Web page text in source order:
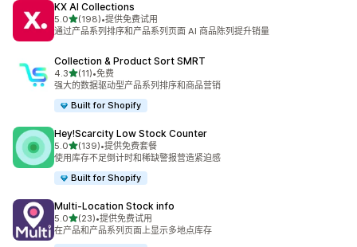
KX AI Collections
5.0星（满分 5 星）
(198)
总共 198 条评论
•提供免费试用
通过产品系列排序和产品系列页面 AI 商品陈列提升销量
Collection & Product Sort SMRT
4.3星（满分 5 星）
(11)
总共 11 条评论
•免费
强大的数据驱动型产品系列排序和商品营销
Built for Shopify
Hey!Scarcity Low Stock Counter
5.0星（满分 5 星）
(139)
总共 139 条评论
•提供免费套餐
使用库存不足倒计时和稀缺警报营造紧迫感
Built for Shopify
Multi‑Location Stock info
5.0星（满分 5 星）
(23)
总共 23 条评论
•提供免费试用
在产品和产品系列页面上显示多地点库存